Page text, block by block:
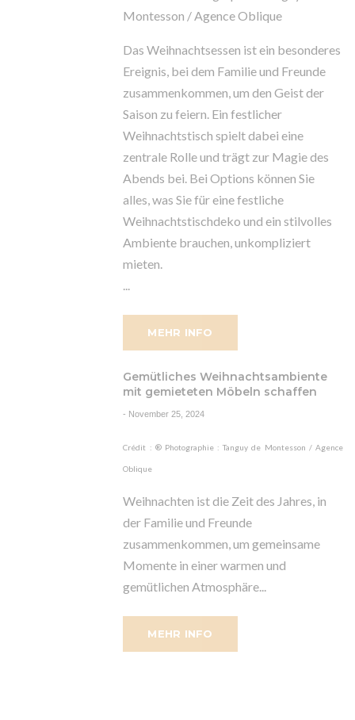
Montesson / Agence Oblique
Das Weihnachtsessen ist ein besonderes
Ereignis, bei dem Familie und Freunde
zusammenkommen, um den Geist der
Saison zu feiern. Ein festlicher
Weihnachtstisch spielt dabei eine
zentrale Rolle und trägt zur Magie des
Abends bei. Bei Options können Sie
alles, was Sie für eine festliche
Weihnachtstischdeko und ein stilvolles
Ambiente brauchen, unkompliziert
mieten.
MEHR INFO
Gemütliches Weihnachtsambiente
mit gemieteten Möbeln schaffen
- November 25, 2024
Crédit : ® Photographie : Tanguy de Montesson / Agence
Oblique
Weihnachten ist die Zeit des Jahres, in
der Familie und Freunde
zusammenkommen, um gemeinsame
Momente in einer warmen und
gemütlichen Atmosphäre...
MEHR INFO